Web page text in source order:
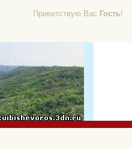
Приветствую Вас Гость!